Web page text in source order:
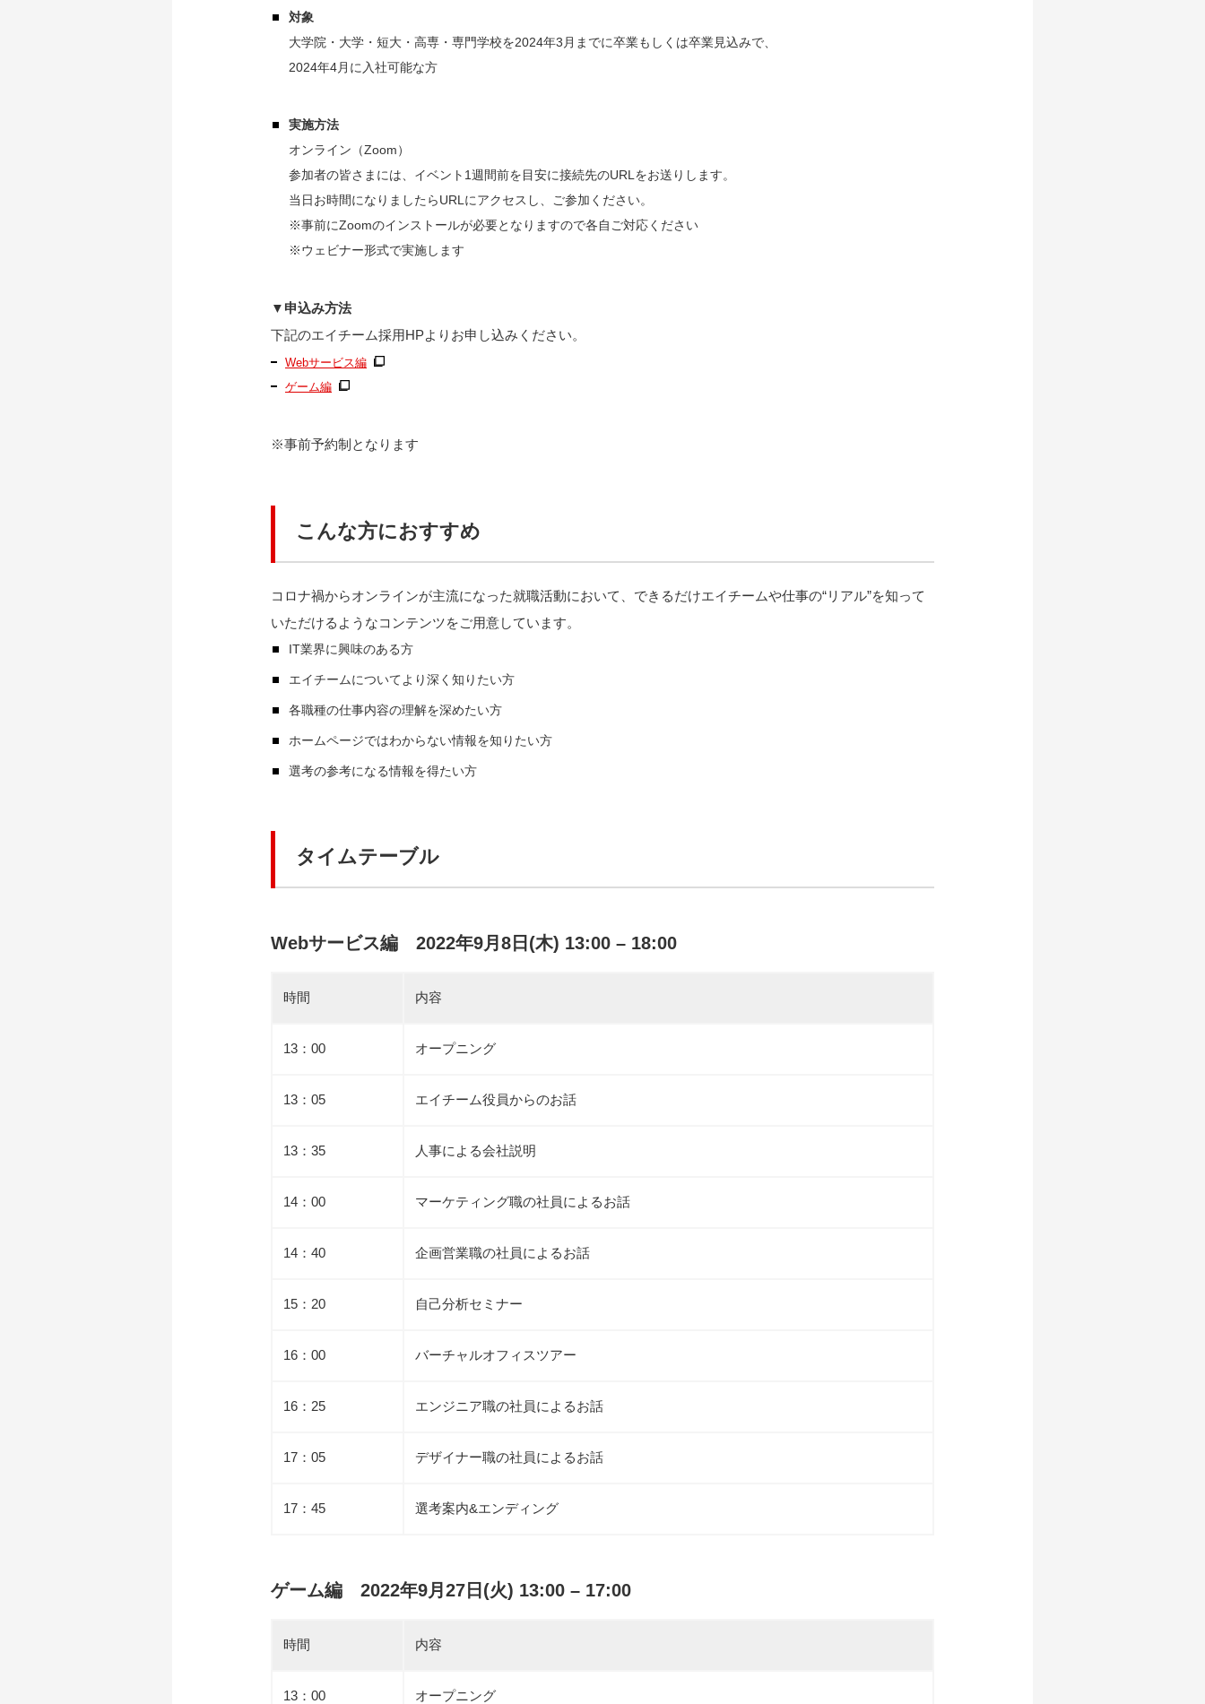
対象
大学院・大学・短大・高専・専門学校を2024年3月までに卒業もしくは卒業見込みで、
2024年4月に入社可能な方
実施方法
オンライン（Zoom）
参加者の皆さまには、イベント1週間前を目安に接続先のURLをお送りします。
当日お時間になりましたらURLにアクセスし、ご参加ください。
※事前にZoomのインストールが必要となりますので各自ご対応ください
※ウェビナー形式で実施します
▼申込み方法
下記のエイチーム採用HPよりお申し込みください。
Webサービス編
ゲーム編
※事前予約制となります
こんな方におすすめ
コロナ禍からオンラインが主流になった就職活動において、できるだけエイチームや仕事の“リアル”を知って
いただけるようなコンテンツをご用意しています。
IT業界に興味のある方
エイチームについてより深く知りたい方
各職種の仕事内容の理解を深めたい方
ホームページではわからない情報を知りたい方
選考の参考になる情報を得たい方
タイムテーブル
Webサービス編 2022年9月8日(木) 13:00 – 18:00
時間 内容
13：00 オープニング
13：05 エイチーム役員からのお話
13：35 人事による会社説明
14：00 マーケティング職の社員によるお話
14：40 企画営業職の社員によるお話
15：20 自己分析セミナー
16：00 バーチャルオフィスツアー
16：25 エンジニア職の社員によるお話
17：05 デザイナー職の社員によるお話
17：45 選考案内&エンディング
ゲーム編 2022年9月27日(火) 13:00 – 17:00
時間 内容
13：00 オープニング